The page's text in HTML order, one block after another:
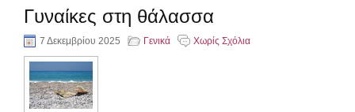
Γυναίκες στη θάλασσα
7 Δεκεμβρίου 2025 Γενικά Χωρίς Σχόλια